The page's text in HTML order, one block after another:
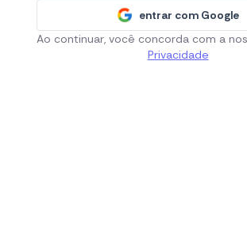
entrar com Google
Ao continuar, você concorda com a
Privacidade